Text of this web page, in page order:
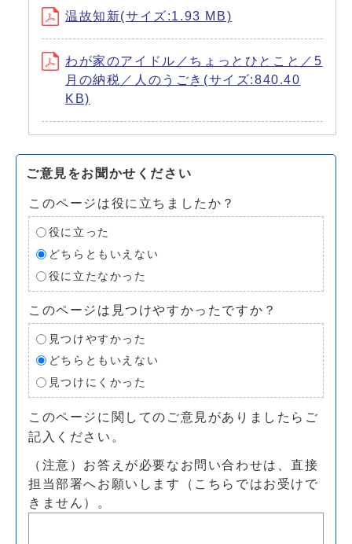
温故知新(サイズ:1.93 MB)
わが家のアイドル／ちょっとひとこと／5
月の納税／人のうごき(サイズ:840.40
KB)
ご意見をお聞かせください
このページは役に立ちましたか？
役に立った
どちらともいえない
役に立たなかった
このページは見つけやすかったですか？
見つけやすかった
どちらともいえない
見つけにくかった
このページに関してのご意見がありましたらご
記入ください。
（注意）お答えが必要なお問い合わせは、直接
担当部署へお願いします（こちらではお受けで
きません）。